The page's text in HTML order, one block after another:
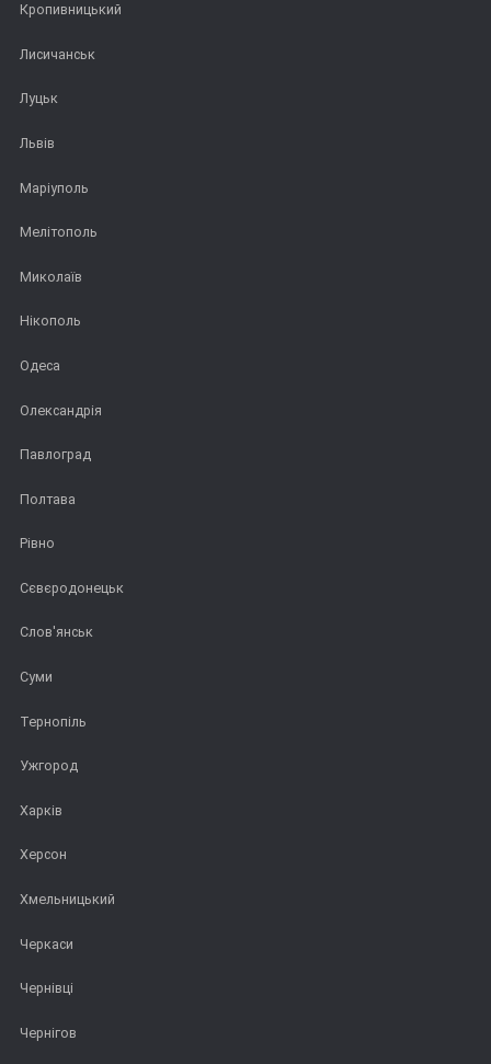
Кропивницький
Лисичанськ
Луцьк
Львів
Маріуполь
Мелітополь
Миколаїв
Нікополь
Одеса
Олександрія
Павлоград
Полтава
Рівно
Сєвєродонецьк
Слов'янськ
Суми
Тернопіль
Ужгород
Харків
Херсон
Хмельницький
Черкаси
Чернівці
Чернігов